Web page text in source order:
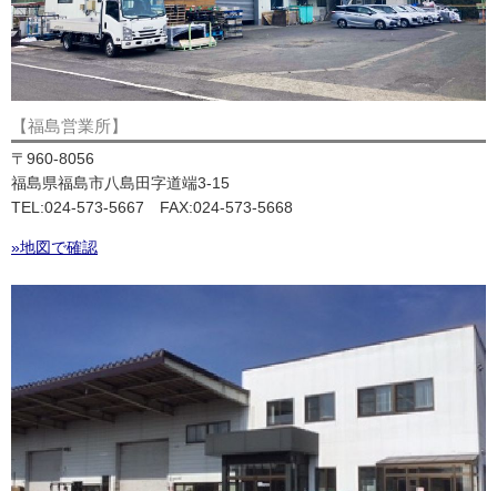
【福島営業所】
〒960-8056
福島県福島市八島田字道端3-15
TEL:024-573-5667 FAX:024-573-5668
»地図で確認